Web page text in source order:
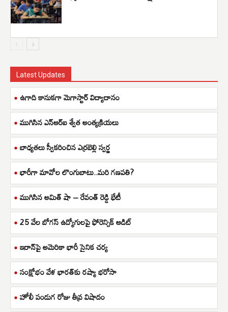
Latest Updates
ఉగాది కానుకగా మెగాస్టార్ విద్యాదానం
ముగిసిన ఎన్ఆర్ఐ శ్వేత అంత్యక్రియలు
బాధ్యతలు స్వీకరించిన ఎర్రబెల్లి స్వర్ణ
భారీగా మావోల లొంగుబాటు..మరి గణపతి?
ముగిసిన అమిత్ షా – రేవంత్ రెడ్డి భేటీ
25 వేల బోగస్ ఉద్యోగులపై ఫోరెన్సిక్ ఆడిట్
ఇరాన్‌పై అమెరికా భారీ సైనిక చర్య
సంక్షోభం వేళ భారత్‌కు రష్యా భరోసా
హోలీ పండుగ రోజు తీవ్ర విషాదం